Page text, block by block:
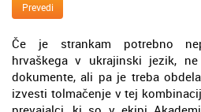
Prevedi
Če je strankam potrebno
hrvaškega v ukrajinski jezik,
dokumente, ali pa je treba
izvesti tolmačenje v tej